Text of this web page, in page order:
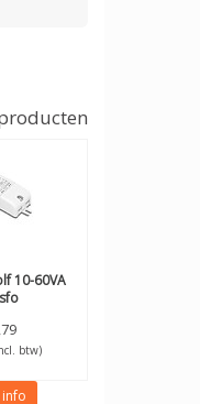
10-60VA
btw)